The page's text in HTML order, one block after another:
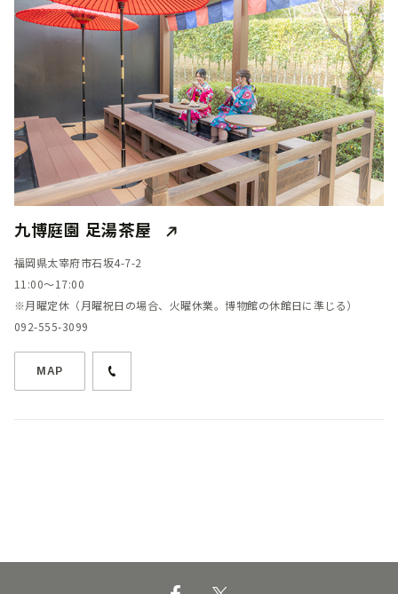
九博庭園 足湯茶屋
福岡県太宰府市石坂4-7-2
11:00～17:00
※月曜定休（月曜祝日の場合、火曜休業。博物館の休館日に準じる）
092-555-3099
MAP